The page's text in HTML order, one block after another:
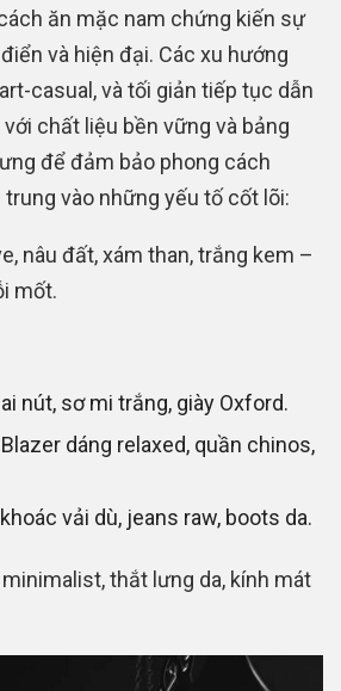
ăn mặc nam chứng kiến sự
và hiện đại. Các xu hướng
casual, và tối giản tiếp tục dẫn
chất liệu bền vững và bảng
để đảm bảo phong cách
vào những yếu tố cốt lõi:
nâu đất, xám than, trắng kem –
mốt.
nút, sơ mi trắng, giày Oxford.
Blazer dáng relaxed, quần chinos,
vải dù, jeans raw, boots da.
thắt lưng da, kính mát